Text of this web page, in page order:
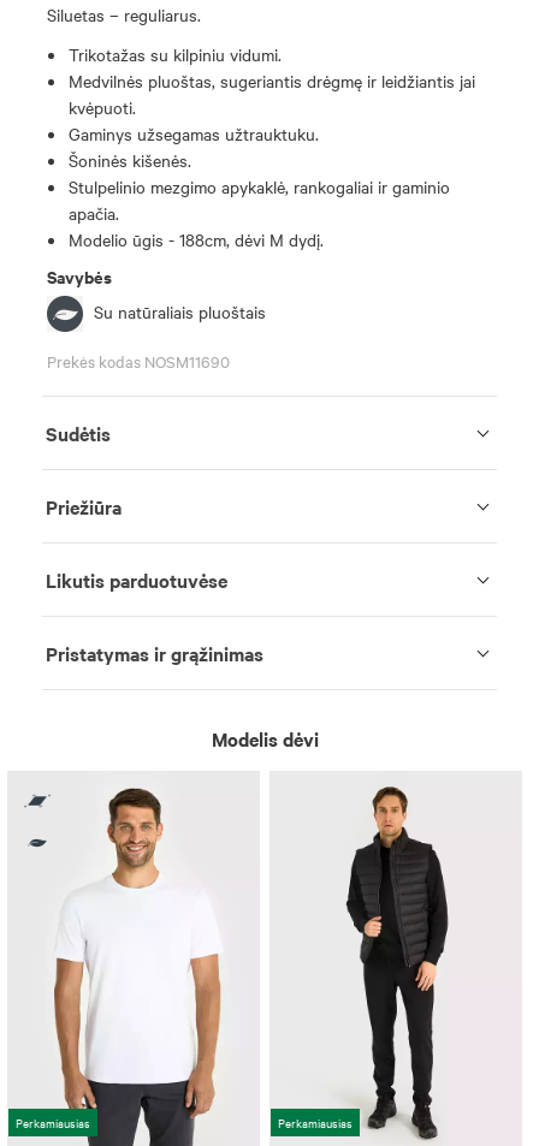
Siluetas – reguliarus.
Trikotažas su kilpiniu vidumi.
Medvilnės pluoštas, sugeriantis drėgmę ir leidžiantis jai
kvėpuoti.
Gaminys užsegamas užtrauktuku.
Šoninės kišenės.
Stulpelinio mezgimo apykaklė, rankogaliai ir gaminio
apačia.
Modelio ūgis - 188cm, dėvi M dydį.
Savybės
Su natūraliais pluoštais
Prekės kodas NOSM11690
Sudėtis
Priežiūra
Likutis parduotuvėse
Pristatymas ir grąžinimas
Modelis dėvi
Perkamiausias Perkamiausias